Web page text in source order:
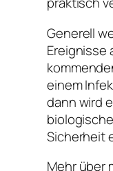
Generell
Ereignisse
einem
dann wird
Sicherheit
Mehr über